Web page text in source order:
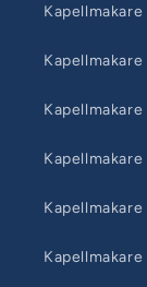
Kapellmakare
Kapellmakare
Kapellmakare
Kapellmakare